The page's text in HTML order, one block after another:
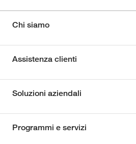
Chi siamo
Assistenza clienti
Soluzioni aziendali
Programmi e servizi